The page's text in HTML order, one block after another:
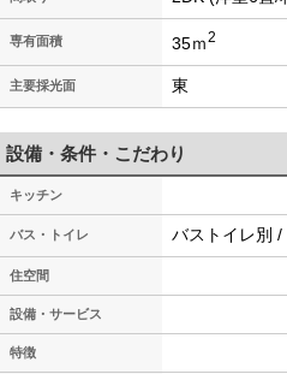
専有面積 35ｍ2
主要採光面 東
設備・条件・こだわり
キッチン
バス・トイレ バストイレ別 /
住空間
設備・サービス
特徴